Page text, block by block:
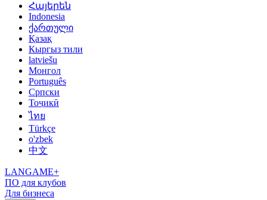
Հայերեն
Indonesia
ქართული
Қазақ
Кыргыз тили
latviešu
Монгол
Português
Српски
Тоҷикӣ
ไทย
Türkçe
o'zbek
中文
LANGAME+
ПО для клубов
Для бизнеса